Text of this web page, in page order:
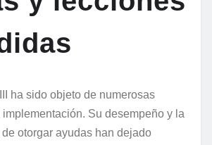
ha sido objeto de numerosas
Su desempeño y la
otorgar ayudas han dejado